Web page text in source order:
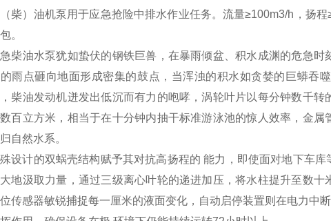
柴）油机泵用于应急抢险中排水作业任务。流量≥100m3/h，扬
。
柴油水泵犹如蛰伏的钢铁巨兽，在暴雨倾盆、积水成渊的危急
雨点砸向地面形成密集的鼓点，当浑浊的积水如贪婪的巨蟒吞
柴油发动机迸发出低沉而有力的咆哮，涡轮叶片以每分钟数千
百立方米，相当于在十分钟内抽干标准游泳池的惊人效率，金
自然水系。
设计的双蜗壳结构赋予其对抗高扬程的 能力，即使面对地下车库
地汲取力量，通过三级离心叶轮的递进加压，将水柱提升至数
传感器敏锐捕捉每一厘米的液面变化，自动启停装置则在电力